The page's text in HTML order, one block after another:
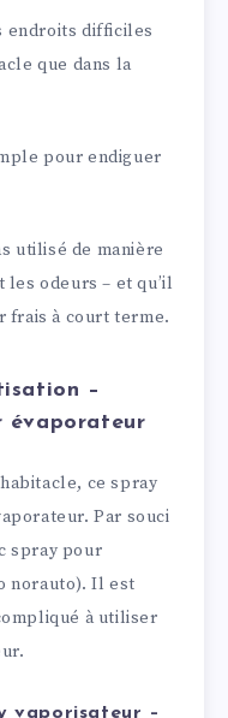
endroits difficiles
que dans la
pour endiguer
utilisé de manière
odeurs – et qu’il
frais à court terme.
–
évaporateur
ce spray
Par souci
spray pour
norauto). Il est
à utiliser
vaporisateur –